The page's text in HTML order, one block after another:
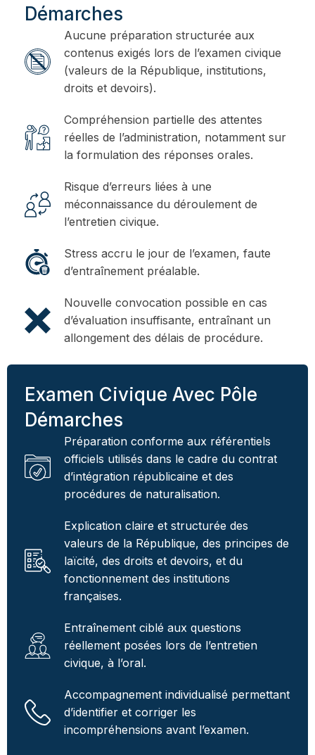
Démarches
Aucune préparation structurée aux
contenus exigés lors de l’examen civique
(valeurs de la République, institutions,
droits et devoirs).
Compréhension partielle des attentes
réelles de l’administration, notamment sur
la formulation des réponses orales.
Risque d’erreurs liées à une
méconnaissance du déroulement de
l’entretien civique.
Stress accru le jour de l’examen, faute
d’entraînement préalable.
Nouvelle convocation possible en cas
d’évaluation insuffisante, entraînant un
allongement des délais de procédure.
Examen Civique Avec Pôle
Démarches
Préparation conforme aux référentiels
officiels utilisés dans le cadre du contrat
d’intégration républicaine et des
procédures de naturalisation.
Explication claire et structurée des
valeurs de la République, des principes de
laïcité, des droits et devoirs, et du
fonctionnement des institutions
françaises.
Entraînement ciblé aux questions
réellement posées lors de l’entretien
civique, à l’oral.
Accompagnement individualisé permettant
d’identifier et corriger les
incompréhensions avant l’examen.